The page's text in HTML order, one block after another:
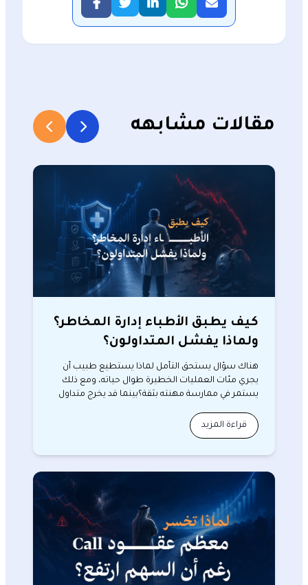
مقالات مشابهه
كيف يطبق الأطباء إدارة المخاطر؟
ولماذا يفشل المتداولون؟
هناك سؤال يستحق التأمل لماذا يستطيع طبيب أن
يجري مئات العمليات الخطيرة طوال حياته، ومع ذلك
يستمر في ممارسة مهنته بثقة؟بينما قد يخرج متداول
قراءة المزيد